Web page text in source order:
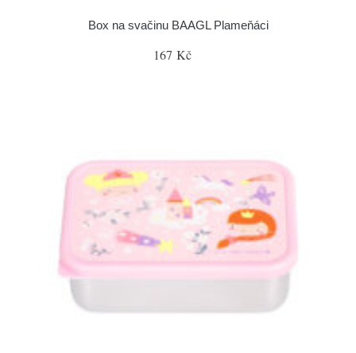
Box na svačinu BAAGL Plameňáci
167 Kč